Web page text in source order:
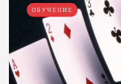
ОБУЧЕНИЕ